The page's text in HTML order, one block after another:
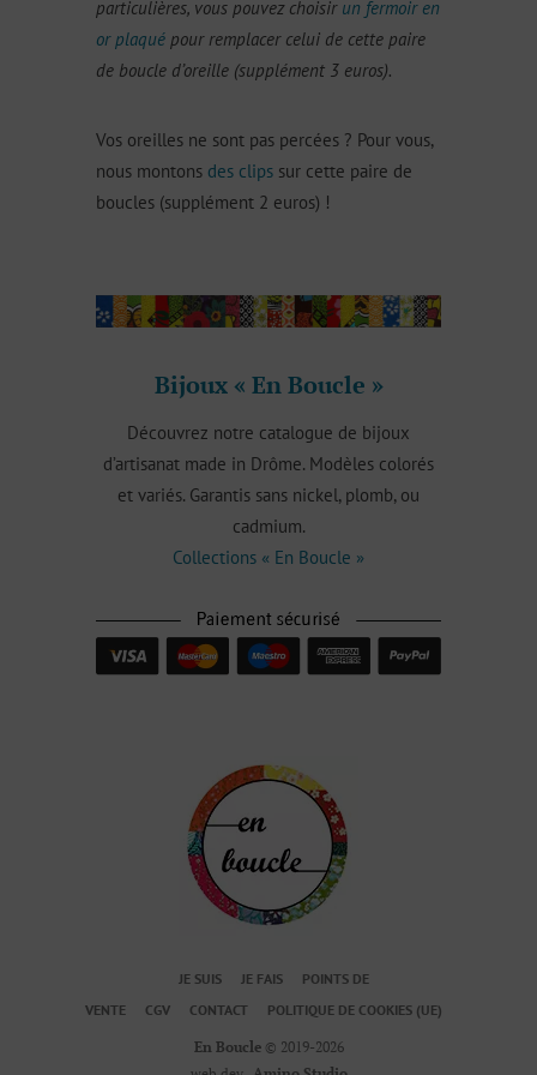
particulières, vous pouvez choisir un fermoir en
or plaqué pour remplacer celui de cette paire
de boucle d’oreille (supplément 3 euros).
Vos oreilles ne sont pas percées ? Pour vous,
nous montons des clips sur cette paire de
boucles (supplément 2 euros) !
Bijoux « En Boucle »
Découvrez notre catalogue de bijoux
d’artisanat made in Drôme. Modèles colorés
et variés. Garantis sans nickel, plomb, ou
cadmium.
Collections « En Boucle »
JE SUIS JE FAIS
POINTS DE
VENTE
CGV CONTACT POLITIQUE DE COOKIES (UE)
En Boucle© 2019-2026